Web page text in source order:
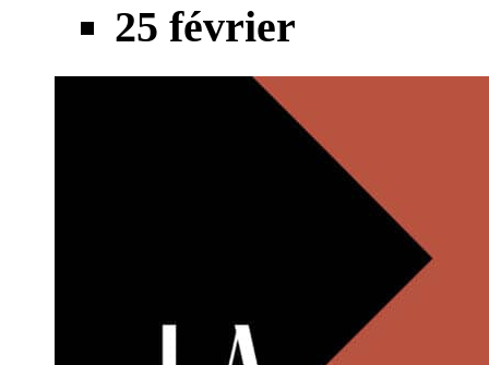
25 février